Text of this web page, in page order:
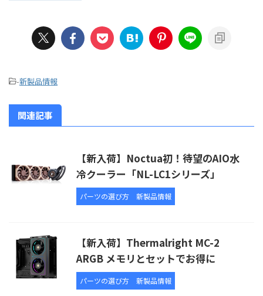
-新製品情報
関連記事
【新入荷】Noctua初！待望のAIO水
冷クーラー「NL-LC1シリーズ」
パーツの選び方 新製品情報
【新入荷】Thermalright MC-2
ARGB メモリとセットでお得に
パーツの選び方 新製品情報